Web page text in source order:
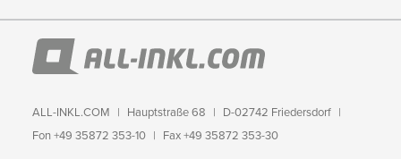
ALL-INKL.COM Hauptstraße 68
D-02742 Friedersdorf
Fon +49 35872 353-10
Fax +49 35872 353-30